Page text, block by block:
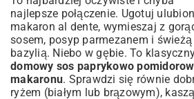
najlepsze połączenie. Ugotuj
makaron al dente, wymieszaj z
sosem, posyp parmezanem i świeżą
bazylią. Niebo w gębie. To
domowy sos paprykowo
makaronu. Sprawdzi się równie
ryżem (białym lub brązowym), kaszą